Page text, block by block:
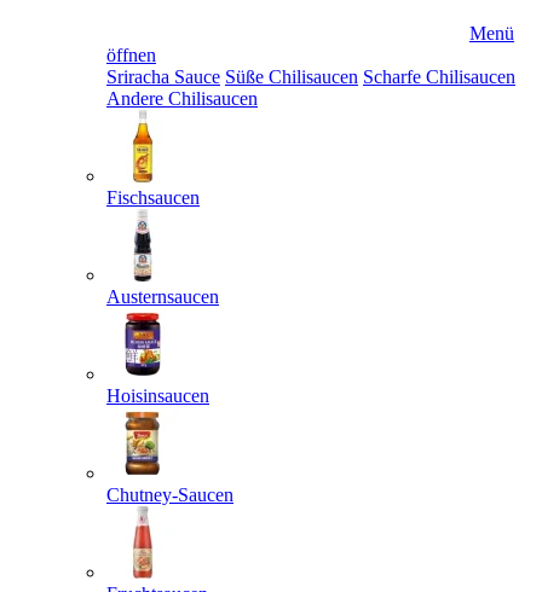
Menü
öffnen
Sriracha Sauce Süße Chilisaucen Scharfe Chilisaucen
Andere Chilisaucen
Fischsaucen
Austernsaucen
Hoisinsaucen
Chutney-Saucen